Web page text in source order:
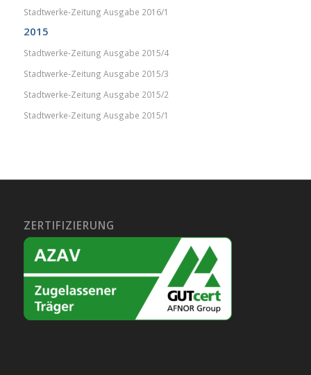
Stadtwerke-Zeitung Ausgabe 2016/1
2015
Stadtwerke-Zeitung Ausgabe 2015/4
Stadtwerke-Zeitung Ausgabe 2015/3
Stadtwerke-Zeitung Ausgabe 2015/2
Stadtwerke-Zeitung Ausgabe 2015/1
ZERTIFIZIERUNG